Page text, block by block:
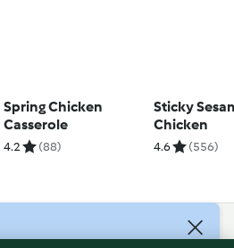
Spring Chicken
Casserole
4.2 (88)
Sticky
Chicken
4.6 (556)